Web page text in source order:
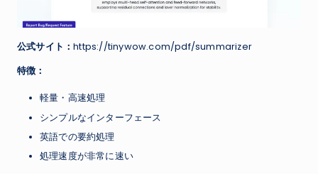
公式サイト：https://tinywow.com/pdf/summarizer
特徴：
軽量・高速処理
シンプルなインターフェース
英語での要約処理
処理速度が非常に速い